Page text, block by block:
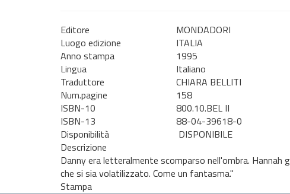
Editore
MONDADORI
Luogo edizione
ITALIA
Anno stampa
1995
Lingua
Italiano
Traduttore
CHIARA BELLITI
Num.pagine
158
ISBN-10
800.10.BEL II
ISBN-13
88-04-39618-0
Disponibilità
DISPONIBILE
Descrizione
Danny era letteralmente scomparso nell'ombra. Hannah
che si sia volatilizzato. Come un fantasma."
Stampa